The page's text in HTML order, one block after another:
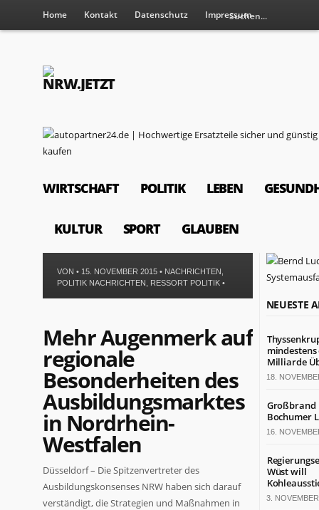
Home Kontakt Datenschutz Impressum
WIRTSCHAFT POLITIK LEBEN
KULTUR SPORT GLAUBEN
VON • 15. NOVEMBER 2015 • NACHRICHTEN
POLITIK NACHRICHTEN
RESSORT POLITIK •
Mehr Augenmerk auf
regionale
Besonderheiten des
Ausbildungsmarktes
in Nordrhein-
Westfalen
Düsseldorf – Die Spitzenvertreter des
Ausbildungskonsenses NRW haben sich darauf
verständigt, die Strategien und Maßnahmen in
NEUESTE
mindestens
Milliarde
18.
Großbrand
Bochumer
16.
Wüst will
3.